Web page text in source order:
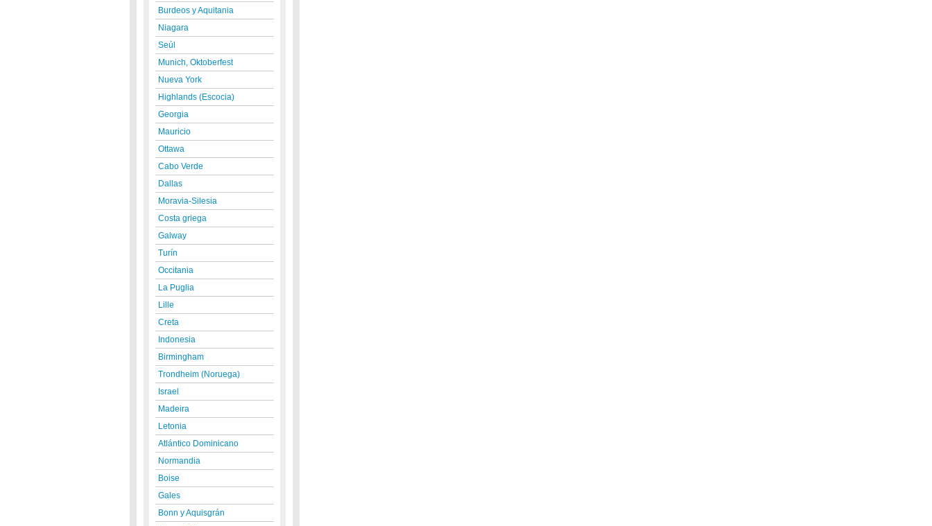
Burdeos y Aquitania
Niagara
Seúl
Munich, Oktoberfest
Nueva York
Highlands (Escocia)
Georgia
Mauricio
Ottawa
Cabo Verde
Dallas
Moravia-Silesia
Costa griega
Galway
Turín
Occitania
La Puglia
Lille
Creta
Indonesia
Birmingham
Trondheim (Noruega)
Israel
Madeira
Letonia
Atlántico Dominicano
Normandia
Boise
Gales
Bonn y Aquisgrán